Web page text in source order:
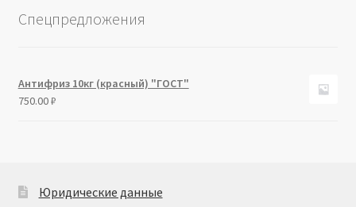
Спецпредложения
Антифриз 10кг (красный) "ГОСТ"
750.00₽
Юридические данные